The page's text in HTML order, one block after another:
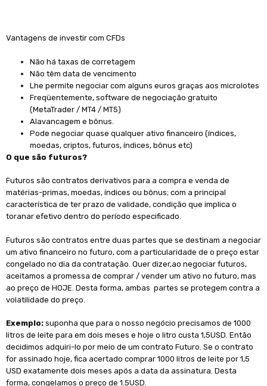
Vantagens de investir com CFDs
Não há taxas de corretagem
Não têm data de vencimento
Lhe permite negociar com alguns euros graças aos microlotes
Freqüentemente, software de negociação gratuito
(MetaTrader / MT4 / MT5)
Alavancagem e bônus.
Pode negociar quase qualquer ativo financeiro (índices,
moedas, criptos, futuros, índices, bônus etc)
O que são futuros?
Futuros são contratos derivativos para a compra e venda de
matérias-primas, moedas, índices ou bônus; com a principal
característica de ter prazo de validade, condição que implica o
toranar efetivo dentro do período especificado.
Futuros são contratos entre duas partes que se destinam a negociar
um ativo financeiro no futuro, com a particularidade de o preço estar
congelado no dia da contratação. Quer dizer,ao negociar futuros,
aceitamos a promessa de comprar / vender um ativo no futuro, mas
ao preço de HOJE. Desta forma, ambas partes se protegem contra a
volatilidade do preço.
Exemplo: suponha que para o nosso negócio precisamos de 1000
litros de leite para em dois meses e hoje o litro custa 1,5USD. Então
decidimos adquiri-lo por meio de um contrato Futuro. Se o contrato
for assinado hoje, fica acertado comprar 1000 litros de leite por 1,5
USD exatamente dois meses após a data da assinatura. Desta
forma, congelamos o preço de 1.5USD.